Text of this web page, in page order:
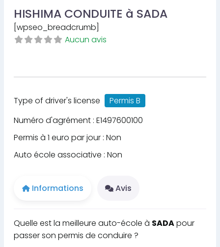
HISHIMA CONDUITE à SADA
[wpseo_breadcrumb]
Aucun avis
Type of driver's license
Permis B
Numéro d'agrément : E1497600100
Permis à 1 euro par jour : Non
Auto école associative : Non
Informations Avis
Quelle est la meilleure auto-école à SADApour
passer son permis de conduire ?